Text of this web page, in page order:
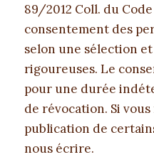
89/2012 Coll. du
consentement des
selon une sélection
rigoureuses. Le
pour une durée
de révocation. Si vous
publication de
nous écrire.